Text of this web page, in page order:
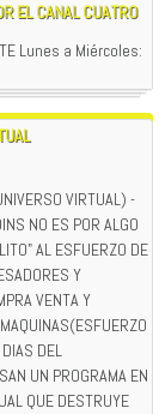
EL CANAL CUATRO
Lunes a Miércoles:
VIRTUAL) -
NO ES POR ALGO
AL ESFUERZO DE
Y
VENTA Y
DEL
UN PROGRAMA EN
QUE DESTRUYE